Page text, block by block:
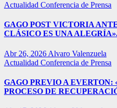
Actualidad Conferencia de Prensa
GAGO POST VICTORIA
CLÁSICO ES UNA
Abr 26, 2026 Alvaro Valenzuela
Actualidad Conferencia de Prensa
GAGO PREVIO A EVERTON:
PROCESO DE